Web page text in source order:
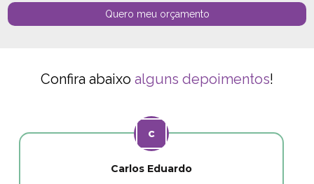
Quero meu orçamento
Confira abaixo alguns depoimentos!
Carlos Eduardo